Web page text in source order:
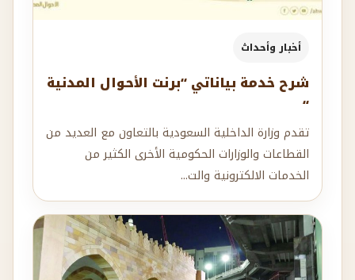
أخبار وأحداث
شرح خدمة بياناتي “برنت الأحوال المدنية
“
تقدم وزارة الداخلية السعودية بالتعاون مع العديد من
القطاعات والوزارات الحكومية الأخرى الكثير من
الخدمات الالكترونية والت...